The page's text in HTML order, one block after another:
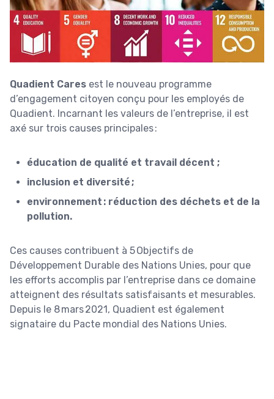
Quadient Cares est le nouveau programme
d’engagement citoyen conçu pour les employés de
Quadient. Incarnant les valeurs de l’entreprise, il est
axé sur trois causes principales :
éducation de qualité et travail décent ;
inclusion et diversité ;
environnement : réduction des déchets et de la
pollution.
Ces causes contribuent à 5 Objectifs de
Développement Durable des Nations Unies, pour que
les efforts accomplis par l’entreprise dans ce domaine
atteignent des résultats satisfaisants et mesurables.
Depuis le 8 mars 2021, Quadient est également
signataire du Pacte mondial des Nations Unies.